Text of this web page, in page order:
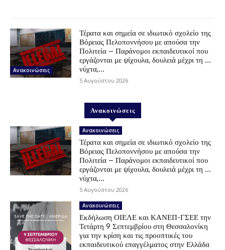
Ανακοινώσεις
Τέρατα και σημεία σε ιδιωτικό σχολείο της
Βόρειας Πελοποννήσου με απούσα την
Πολιτεία – Παράνομοι εκπαιδευτικοί που
εργάζονται με ψίχουλα, δουλειά μέχρι τη …
νύχτα,...
5 Αυγούστου 2026
Ανακοινώσεις
Ανακοινώσεις
Τέρατα και σημεία σε ιδιωτικό σχολείο της
Βόρειας Πελοποννήσου με απούσα την
Πολιτεία – Παράνομοι εκπαιδευτικοί που
εργάζονται με ψίχουλα, δουλειά μέχρι τη …
νύχτα,...
5 Αυγούστου 2026
Ανακοινώσεις
Εκδήλωση ΟΙΕΛΕ και ΚΑΝΕΠ-ΓΣΕΕ την
Τετάρτη 9 Σεπτεμβρίου στη Θεσσαλονίκη
για την κρίση και τις προοπτικές του
εκπαιδευτικού επαγγέλματος στην Ελλάδα